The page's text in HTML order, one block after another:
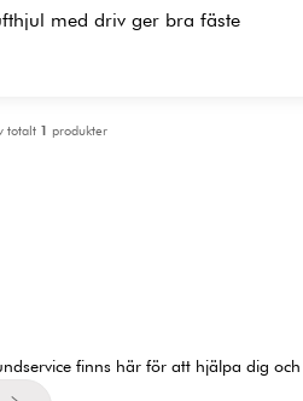
med driv ger bra fäste
totalt 1 produkter
finns här för att hjälpa dig